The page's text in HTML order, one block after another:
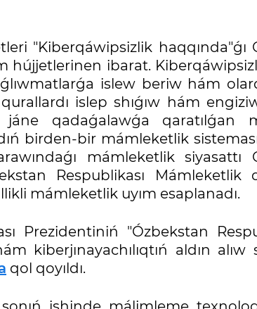
"Kiberqáwipsizlik haqqında"ǵı
hújjetlerinen ibarat.
islew beriw hám
islep shıǵıw hám
qadaǵalawǵa qaratılǵan
birden-bir mámleketlik
mámleketlik siyasattı
Respublikası Mámleketlik
mámleketlik uyım esaplanadı.
Prezidentiniń "Ózbekstan
kiberjınayachılıqtıń aldın alıw
qol qoyıldı.